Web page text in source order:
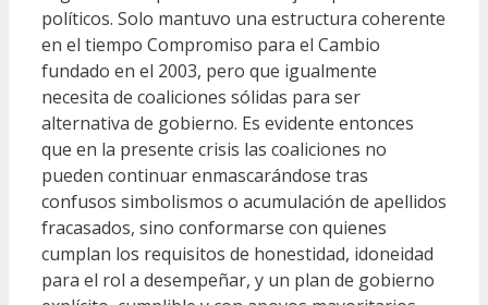
políticos. Solo mantuvo una estructura coherente
en el tiempo Compromiso para el Cambio
fundado en el 2003, pero que igualmente
necesita de coaliciones sólidas para ser
alternativa de gobierno. Es evidente entonces
que en la presente crisis las coaliciones no
pueden continuar enmascarándose tras
confusos simbolismos o acumulación de apellidos
fracasados, sino conformarse con quienes
cumplan los requisitos de honestidad, idoneidad
para el rol a desempeñar, y un plan de gobierno